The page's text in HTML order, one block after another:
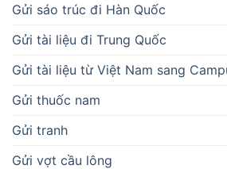
Gửi sáo trúc đi Hàn Quốc
Gửi tài liệu đi Trung Quốc
Gửi tài liệu từ Việt Nam sang
Gửi thuốc nam
Gửi tranh
Gửi vợt cầu lông